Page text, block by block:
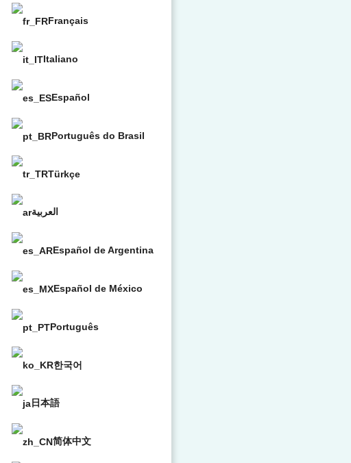
Français
Italiano
Español
Português do Brasil
Türkçe
العربية
Español de Argentina
Español de México
Português
한국어
日本語
简体中文